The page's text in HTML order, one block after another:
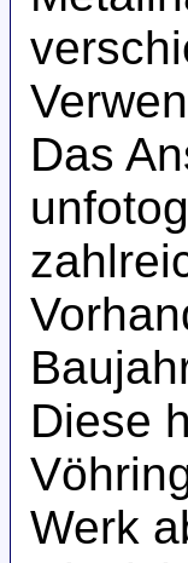
Das
Diese
Werk